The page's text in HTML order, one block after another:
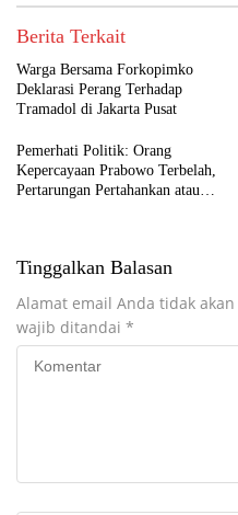
Berita Terkait
Warga Bersama Forkopimko
Deklarasi Perang Terhadap
Tramadol di Jakarta Pusat
Pemerhati Politik: Orang
Kepercayaan Prabowo Terbelah,
Pertarungan Pertahankan atau
Tinggalkan Balasan
Alamat email Anda tidak
wajib ditandai *